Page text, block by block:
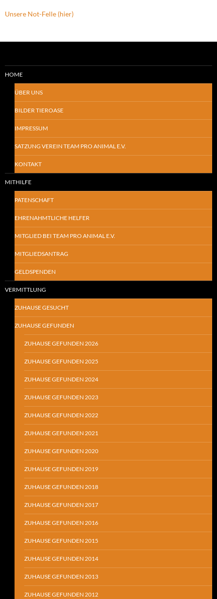
Unsere Not-Felle (hier)
HOME
ÜBER UNS
BILDER TIEROASE
IMPRESSUM
SATZUNG VEREIN TEAM PRO ANIMAL E.V.
KONTAKT
MITHILFE
PATENSCHAFT
EHRENAHMTLICHE HELFER
MITGLIED BEI TEAM PRO ANIMAL E.V.
MITGLIEDSANTRAG
GELDSPENDEN
VERMITTLUNG
ZUHAUSE GESUCHT
ZUHAUSE GEFUNDEN
ZUHAUSE GEFUNDEN 2026
ZUHAUSE GEFUNDEN 2025
ZUHAUSE GEFUNDEN 2024
ZUHAUSE GEFUNDEN 2023
ZUHAUSE GEFUNDEN 2022
ZUHAUSE GEFUNDEN 2021
ZUHAUSE GEFUNDEN 2020
ZUHAUSE GEFUNDEN 2019
ZUHAUSE GEFUNDEN 2018
ZUHAUSE GEFUNDEN 2017
ZUHAUSE GEFUNDEN 2016
ZUHAUSE GEFUNDEN 2015
ZUHAUSE GEFUNDEN 2014
ZUHAUSE GEFUNDEN 2013
ZUHAUSE GEFUNDEN 2012